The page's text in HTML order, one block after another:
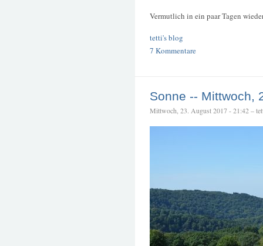
Vermutlich in ein paar Tagen
tetti's blog
7 Kommentare
Sonne -- Mittwoch,
Mittwoch, 23. August 2017 - 21:42 –